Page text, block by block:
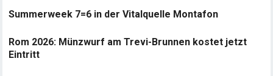
Summerweek 7=6 in der Vitalquelle Montafon
Rom 2026: Münzwurf am Trevi-Brunnen kostet jetzt
Eintritt